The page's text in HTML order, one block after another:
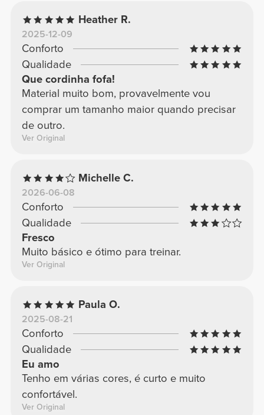
Heather R.
2025-12-09
Conforto
Qualidade
Que cordinha fofa!
Material muito bom, provavelmente vou
comprar um tamanho maior quando precisar
de outro.
Ver Original
Michelle C.
2026-06-08
Conforto
Qualidade
Fresco
Muito básico e ótimo para treinar.
Ver Original
Paula O.
2025-08-21
Conforto
Qualidade
Eu amo
Tenho em várias cores, é curto e muito
confortável.
Ver Original